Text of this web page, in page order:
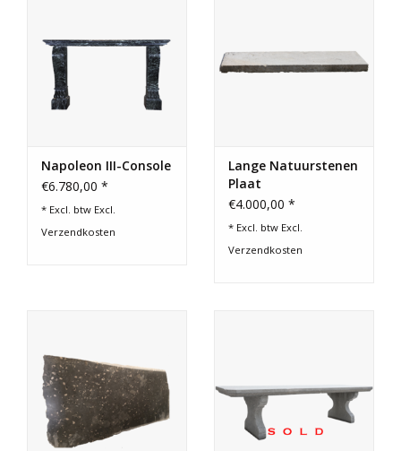
Napoleon III-Console
€6.780,00 *
* Excl. btw Excl.
Verzendkosten
Lange Natuurstenen
Plaat
€4.000,00 *
* Excl. btw Excl.
Verzendkosten